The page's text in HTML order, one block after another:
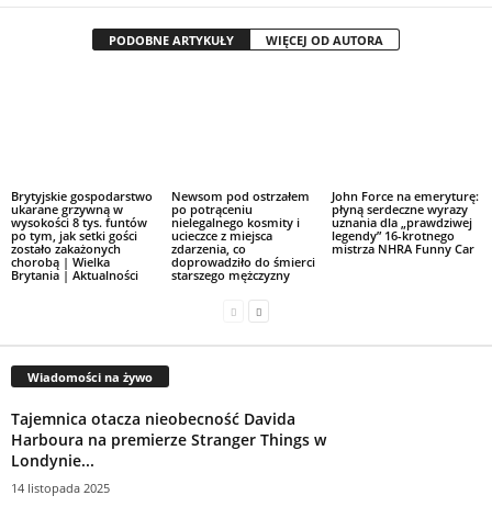
PODOBNE ARTYKUŁY WIĘCEJ OD AUTORA
Brytyjskie gospodarstwo
ukarane grzywną w
wysokości 8 tys. funtów
po tym, jak setki gości
zostało zakażonych
chorobą | Wielka
Brytania | Aktualności
Newsom pod ostrzałem
po potrąceniu
nielegalnego kosmity i
ucieczce z miejsca
zdarzenia, co
doprowadziło do śmierci
starszego mężczyzny
John Force na emeryturę:
płyną serdeczne wyrazy
uznania dla „prawdziwej
legendy” 16-krotnego
mistrza NHRA Funny Car
Wiadomości na żywo
Tajemnica otacza nieobecność Davida
Harboura na premierze Stranger Things w
Londynie...
14 listopada 2025